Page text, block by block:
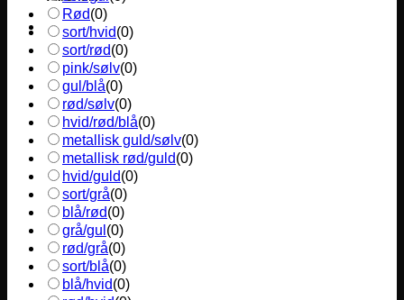
Rød(0)
sort/hvid(0)
sort/rød(0)
pink/sølv(0)
gul/blå(0)
rød/sølv(0)
hvid/rød/blå(0)
metallisk guld/sølv(0)
metallisk rød/guld(0)
hvid/guld(0)
sort/grå(0)
blå/rød(0)
grå/gul (0)
rød/grå(0)
sort/blå(0)
blå/hvid(0)